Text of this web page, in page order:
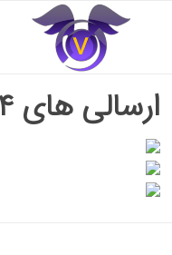
ارسالی های ۱۴ شهریور